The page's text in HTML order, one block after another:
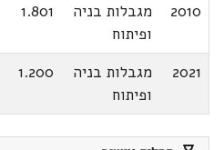
2010
מגבלות בניה
ופיתוח
1.801
2021
מגבלות בניה
ופיתוח
1.200